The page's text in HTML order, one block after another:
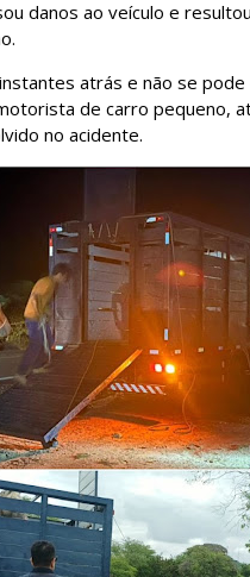
danos ao veículo e
atrás e não se
de carro pequeno,
no acidente.